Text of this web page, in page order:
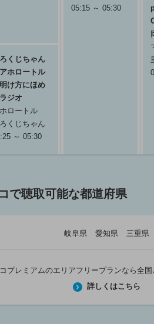
くじちゃん
ホロートル
け方にほめ
ジオ
ロートル
くじちゃん
～ 05:30
NEW
05:15 ～ 05:30
ックアップ
05:30 ～ 05:45
05:45 ～ 06:00
で聴取可能な都道府県
岐阜県 愛知県 三重県
プレミアムのエリアフリープランなら全国
詳しくはこちら